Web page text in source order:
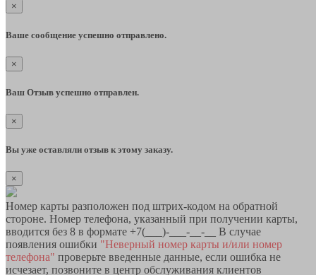
×
Ваше сообщение успешно отправлено.
×
Ваш Отзыв успешно отправлен.
×
Вы уже оставляли отзыв к этому заказу.
×
Номер карты разположен под штрих-кодом на обратной
стороне. Номер телефона, указанный при получении карты,
вводится без 8 в формате +7(___)-___-__-__ В случае
появления ошибки "Неверный номер карты и/или номер
телефона" проверьте введенные данные, если ошибка не
исчезает, позвоните в центр обслуживания клиентов